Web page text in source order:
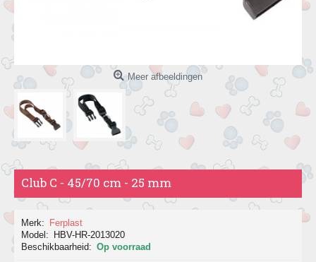
Meer afbeeldingen
Club C - 45/70 cm - 25 mm
Merk:
Ferplast
Model:
HBV-HR-2013020
Beschikbaarheid: Op voorraad